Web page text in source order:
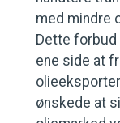
med mindre
Dette
ene side at
ønskede at